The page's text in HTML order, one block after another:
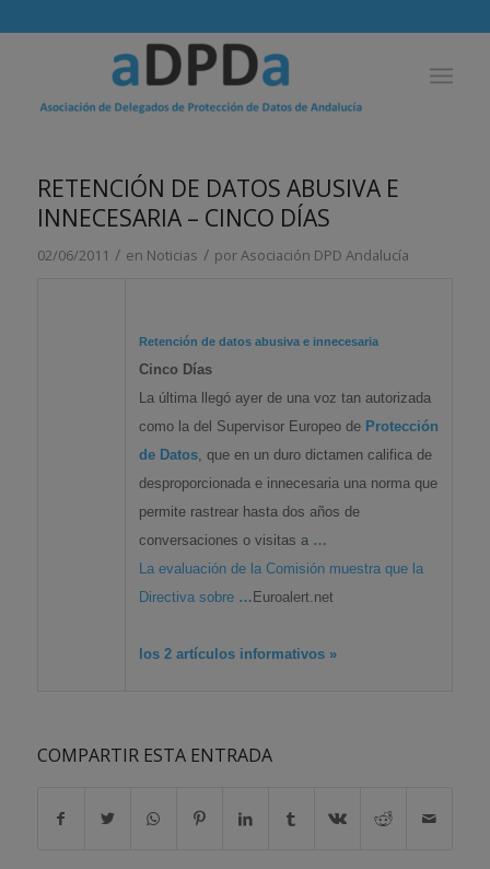
RETENCIÓN DE DATOS ABUSIVA E
INNECESARIA – CINCO DÍAS
02/06/2011 / en Noticias / porAsociación DPD Andalucía
Retención de datosabusiva e innecesaria
Cinco Días
La última llegó ayer de una voz tan autorizada
como la del Supervisor Europeo de Protección
de Datos, que en un duro dictamen califica de
desproporcionada e innecesaria una norma que
permite rastrear hasta dos años de
conversaciones o visitas a …
La evaluación de la Comisión muestra que la
Directiva sobre … Euroalert.net
los 2 artículos informativos »
COMPARTIR ESTA ENTRADA